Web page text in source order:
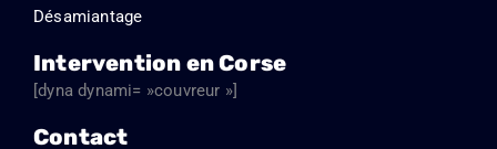
Désamiantage
Intervention en Corse
[dyna dynami= »couvreur »]
Contact